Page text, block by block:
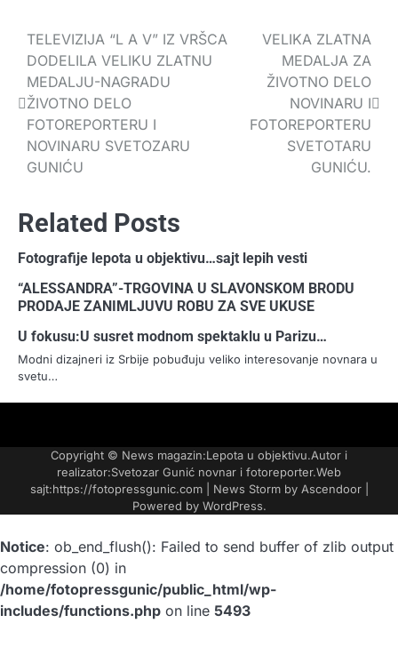
Navigacija
članaka
TELEVIZIJA “L A V” IZ VRŠCA
DODELILA VELIKU ZLATNU
MEDALJU-NAGRADU
ŽIVOTNO DELO
FOTOREPORTERU I
NOVINARU SVETOZARU
GUNIĆU
VELIKA ZLATNA
MEDALJA ZA
ŽIVOTNO DELO
NOVINARU I
FOTOREPORTERU
SVETOTARU
GUNIĆU.
Related Posts
Fotografije lepota u objektivu…sajt lepih vesti
“ALESSANDRA”-TRGOVINA U SLAVONSKOM BRODU
PRODAJE ZANIMLJUVU ROBU ZA SVE UKUSE
U fokusu:U susret modnom spektaklu u Parizu…
Modni dizajneri iz Srbije pobuđuju veliko interesovanje novnara u
svetu…
VESTI
REKLAME
NAMA
Copyright © News magazin:Lepota u objektivu.Autor i
realizator:Svetozar Gunić novnar i fotoreporter.Web
sajt:https://fotopressgunic.com | News Storm by Ascendoor|
Powered by WordPress.
Notice: ob_end_flush(): Failed to send buffer of zlib output
compression (0) in
/home/fotopressgunic/public_html/wp-
includes/functions.php on line 5493